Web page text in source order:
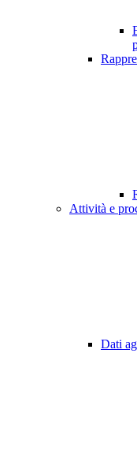
Attività e
Dati